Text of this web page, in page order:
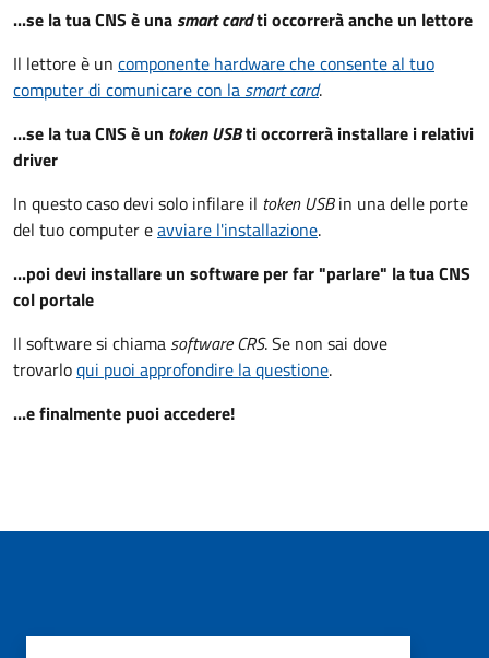
...se la tua CNS è unasmart cardti occorrerà anche un lettore
Il lettore è un componente hardware che consente al tuo
computer di comunicare con la smart card.
...se la tua CNS è un token USBti occorrerà installare i relativi
driver
In questo caso devi solo infilare il token USBin una delle porte
del tuo computer eavviare l'installazione.
...poi devi installare un software per far "parlare" la tua CNS
col portale
Il software si chiama software CRS. Se non sai dove
trovarloqui puoi approfondire la questione.
...e finalmente puoi accedere!